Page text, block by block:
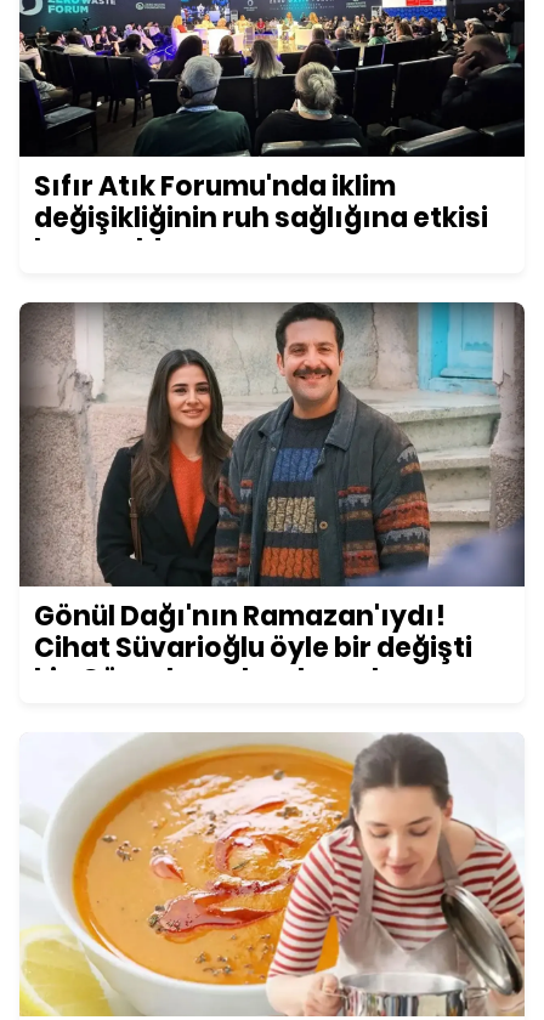
Sıfır Atık Forumu'nda iklim
değişikliğinin ruh sağlığına etkisi
konuşuldu
Gönül Dağı'nın Ramazan'ıydı!
Cihat Süvarioğlu öyle bir değişti
ki... Görenler şoke oluyor!